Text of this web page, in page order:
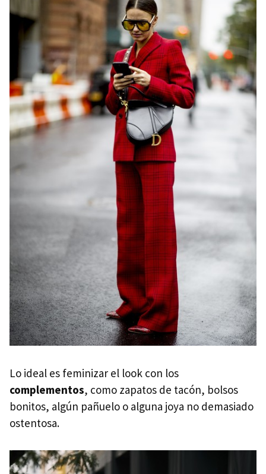
Lo ideal es feminizar el look con los
complementos, como zapatos de tacón, bolsos
bonitos, algún pañuelo o alguna joya no demasiado
ostentosa.